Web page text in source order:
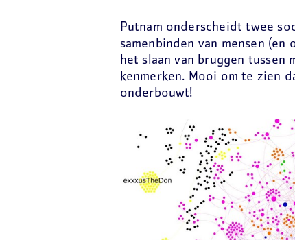
Putnam onderscheidt twee
samenbinden van mensen
het slaan van bruggen tussen
kenmerken. Mooi om te zien
onderbouwt!